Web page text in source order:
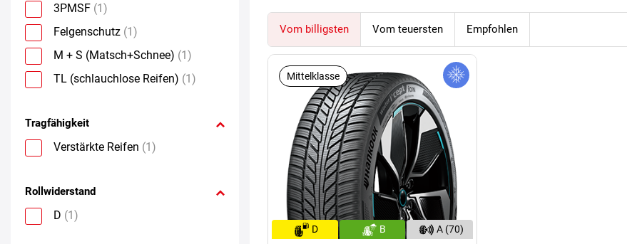
3PMSF (1)
Felgenschutz (1)
M + S (Matsch+Schnee) (1)
TL (schlauchlose Reifen) (1)
Tragfähigkeit
Verstärkte Reifen (1)
Rollwiderstand
D (1)
Vom billigsten Vom teuersten Empfohlen
Mittelklasse
D B A (70)